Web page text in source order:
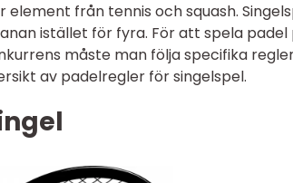
från tennis och squash.
istället för fyra. För att spela padel
måste man följa specifika
av padelregler för singelspel.